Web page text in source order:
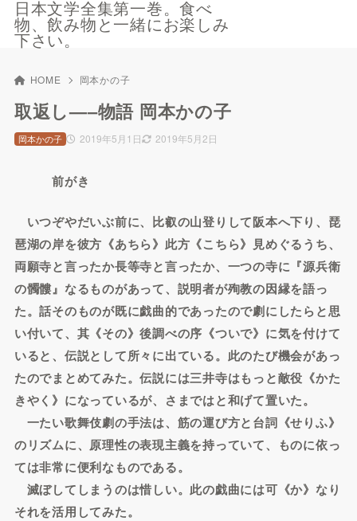
日本文学全集第一巻。食べ
物、飲み物と一緒にお楽しみ
下さい。
HOME 岡本かの子
取返し—–物語 岡本かの子
2019年5月1日 2019年5月2日
岡本かの子
前がき
いつぞやだいぶ前に、比叡の山登りして阪本へ下り、琵
琶湖の岸を彼方《あちら》此方《こちら》見めぐるうち、
両願寺と言ったか長等寺と言ったか、一つの寺に『源兵衛
の髑髏』なるものがあって、説明者が殉教の因縁を語っ
た。話そのものが既に戯曲的であったので劇にしたらと思
い付いて、其《その》後調べの序《ついで》に気を付けて
いると、伝説として所々に出ている。此のたび機会があっ
たのでまとめてみた。伝説には三井寺はもっと敵役《かた
きやく》になっているが、さまではと和げて置いた。
一たい歌舞伎劇の手法は、筋の運び方と台詞《せりふ》
のリズムに、原理性の表現主義を持っていて、ものに依っ
ては非常に便利なものである。
滅ぼしてしまうのは惜しい。此の戯曲には可《か》なり
それを活用してみた。